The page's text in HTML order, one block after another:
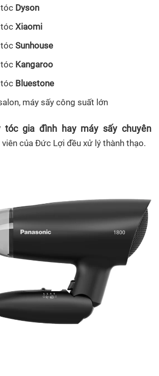
Dyson
tócXiaomi
tócSunhouse
Kangaroo
Bluestone
máy sấy công suất lớn
tóc gia đình hay máy sấy chuyên
viên của Đức Lợi đều xử lý thành thạo.